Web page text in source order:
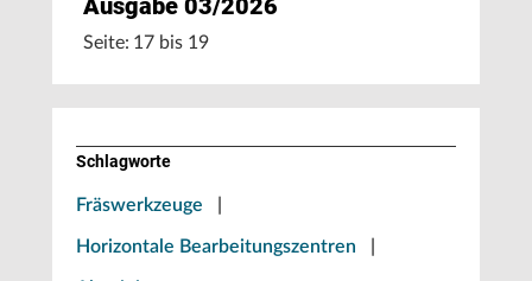
Ausgabe 03/2026
Seite: 17 bis 19
Schlagworte
Fräswerkzeuge
Horizontale Bearbeitungszentren